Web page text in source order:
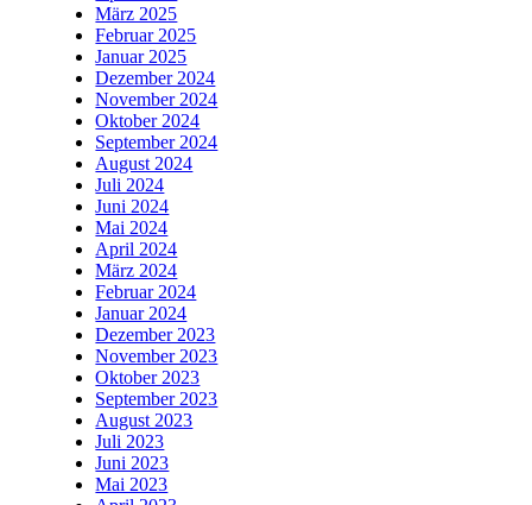
März 2025
Februar 2025
Januar 2025
Dezember 2024
November 2024
Oktober 2024
September 2024
August 2024
Juli 2024
Juni 2024
Mai 2024
April 2024
März 2024
Februar 2024
Januar 2024
Dezember 2023
November 2023
Oktober 2023
September 2023
August 2023
Juli 2023
Juni 2023
Mai 2023